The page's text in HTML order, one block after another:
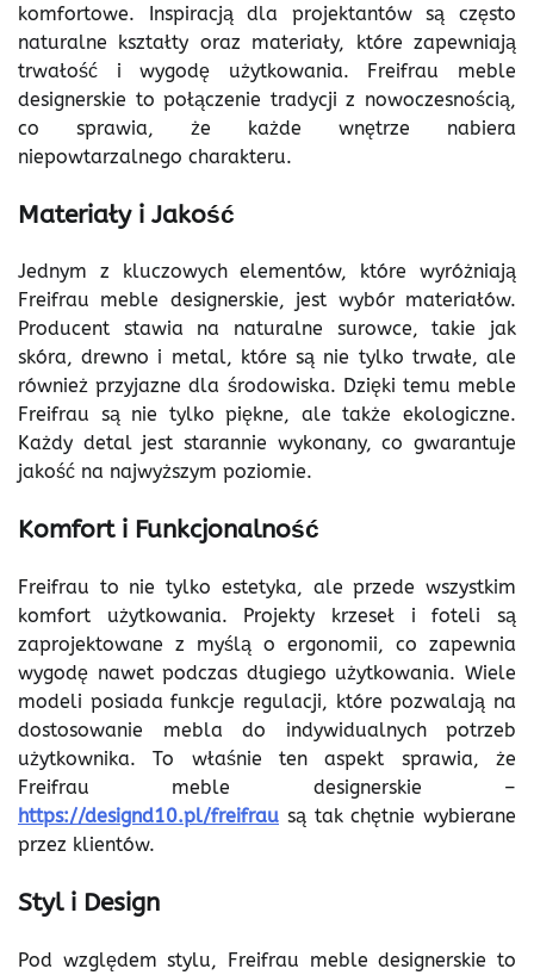
komfortowe. Inspiracją dla projektantów są często
naturalne kształty oraz materiały, które zapewniają
trwałość i wygodę użytkowania. Freifrau meble
designerskie to połączenie tradycji z nowoczesnością,
co sprawia, że każde wnętrze nabiera
niepowtarzalnego charakteru.
Materiały i Jakość
Jednym z kluczowych elementów, które wyróżniają
Freifrau meble designerskie, jest wybór materiałów.
Producent stawia na naturalne surowce, takie jak
skóra, drewno i metal, które są nie tylko trwałe, ale
również przyjazne dla środowiska. Dzięki temu meble
Freifrau są nie tylko piękne, ale także ekologiczne.
Każdy detal jest starannie wykonany, co gwarantuje
jakość na najwyższym poziomie.
Komfort i Funkcjonalność
Freifrau to nie tylko estetyka, ale przede wszystkim
komfort użytkowania. Projekty krzeseł i foteli są
zaprojektowane z myślą o ergonomii, co zapewnia
wygodę nawet podczas długiego użytkowania. Wiele
modeli posiada funkcje regulacji, które pozwalają na
dostosowanie mebla do indywidualnych potrzeb
użytkownika. To właśnie ten aspekt sprawia, że
Freifrau meble designerskie –
https://designd10.pl/freifrau są tak chętnie wybierane
przez klientów.
Styl i Design
Pod względem stylu, Freifrau meble designerskie to